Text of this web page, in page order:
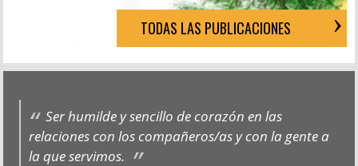
TODAS LAS PUBLICACIONES
Ser humilde y sencillo de corazón en las
relaciones con los compañeros/as y con la gente a
la que servimos.